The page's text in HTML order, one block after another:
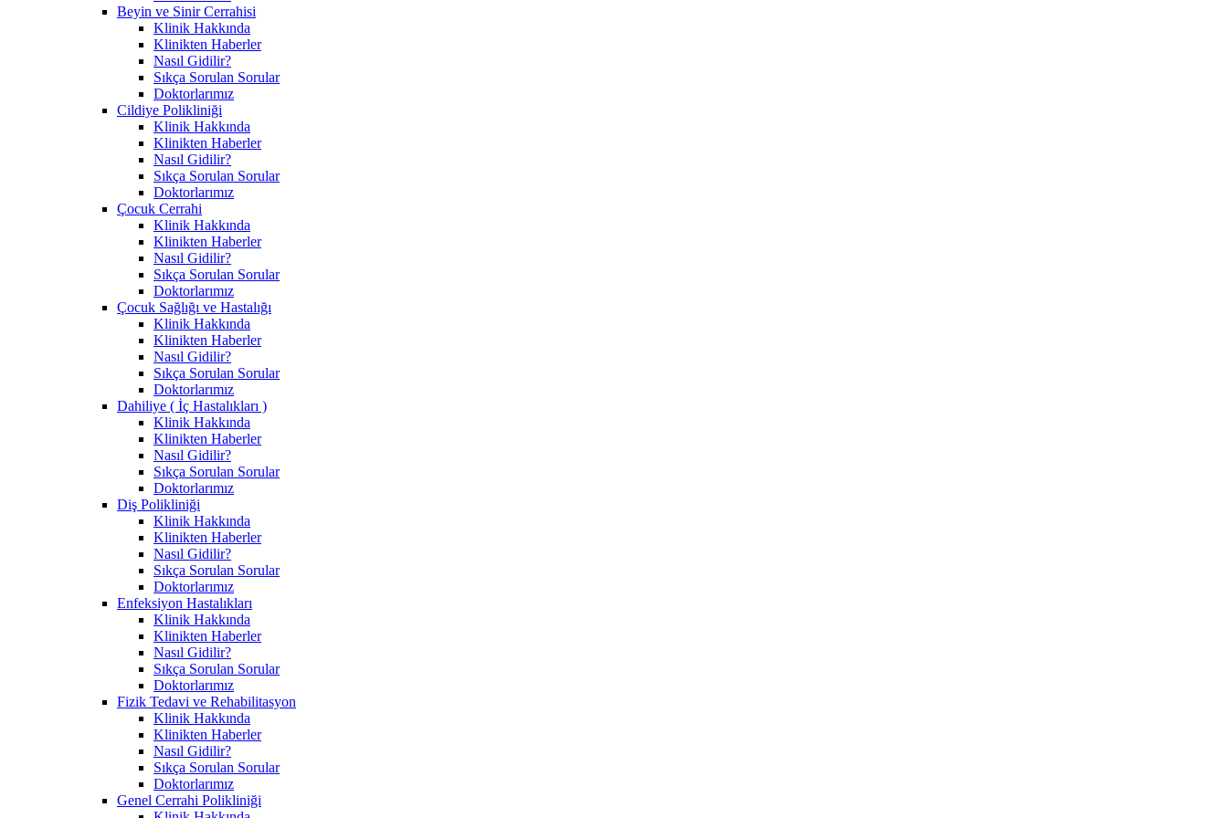
Beyin ve Sinir Cerrahisi
Klinik Hakkında
Klinikten Haberler
Nasıl Gidilir?
Sıkça Sorulan Sorular
Doktorlarımız
Cildiye Polikliniği
Klinik Hakkında
Klinikten Haberler
Nasıl Gidilir?
Sıkça Sorulan Sorular
Doktorlarımız
Çocuk Cerrahi
Klinik Hakkında
Klinikten Haberler
Nasıl Gidilir?
Sıkça Sorulan Sorular
Doktorlarımız
Çocuk Sağlığı ve Hastalığı
Klinik Hakkında
Klinikten Haberler
Nasıl Gidilir?
Sıkça Sorulan Sorular
Doktorlarımız
Dahiliye ( İç Hastalıkları )
Klinik Hakkında
Klinikten Haberler
Nasıl Gidilir?
Sıkça Sorulan Sorular
Doktorlarımız
Diş Polikliniği
Klinik Hakkında
Klinikten Haberler
Nasıl Gidilir?
Sıkça Sorulan Sorular
Doktorlarımız
Enfeksiyon Hastalıkları
Klinik Hakkında
Klinikten Haberler
Nasıl Gidilir?
Sıkça Sorulan Sorular
Doktorlarımız
Fizik Tedavi ve Rehabilitasyon
Klinik Hakkında
Klinikten Haberler
Nasıl Gidilir?
Sıkça Sorulan Sorular
Doktorlarımız
Genel Cerrahi Polikliniği